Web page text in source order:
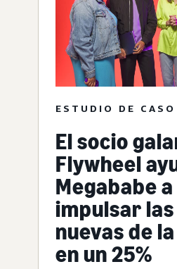
ESTUDIO DE CASO
El socio
Flywheel
Megababe a
impulsar
nuevas de
en un 25%